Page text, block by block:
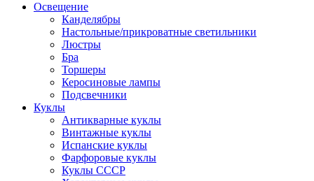
Освещение
Канделябры
Настольные/прикроватные светильники
Люстры
Бра
Торшеры
Керосиновые лампы
Подсвечники
Куклы
Антикварные куклы
Винтажные куклы
Испанские куклы
Фарфоровые куклы
Куклы СССР